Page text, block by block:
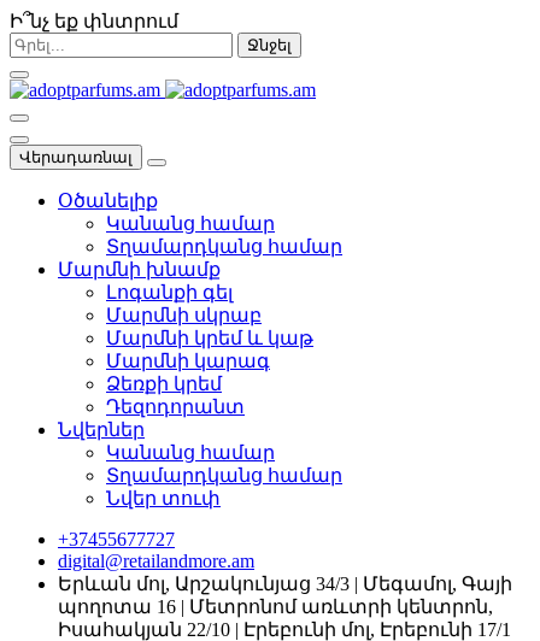
Ի՞նչ եք փնտրում
Ջնջել
Վերադառնալ
Օծանելիք
Կանանց համար
Տղամարդկանց համար
Մարմնի խնամք
Լոգանքի գել
Մարմնի սկրաբ
Մարմնի կրեմ և կաթ
Մարմնի կարագ
Ձեռքի կրեմ
Դեզոդորանտ
Նվերներ
Կանանց համար
Տղամարդկանց համար
Նվեր տուփ
+37455677727
digital@retailandmore.am
Երևան մոլ, Արշակունյաց 34/3 | Մեգամոլ, Գայի
պողոտա 16 | Մետրոնոմ առևտրի կենտրոն,
Իսահակյան 22/10 | Էրեբունի մոլ, Էրեբունի 17/1